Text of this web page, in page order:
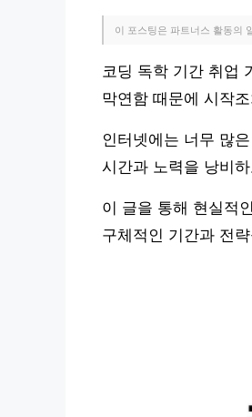
이 포스팅은 파트너스 활동의
코딩 독학 기간 취업
막연함 때문에 시작
인터넷에는 너무 많
시간과 노력을 낭비
이 글을 통해 현실적
구체적인 기간과 전